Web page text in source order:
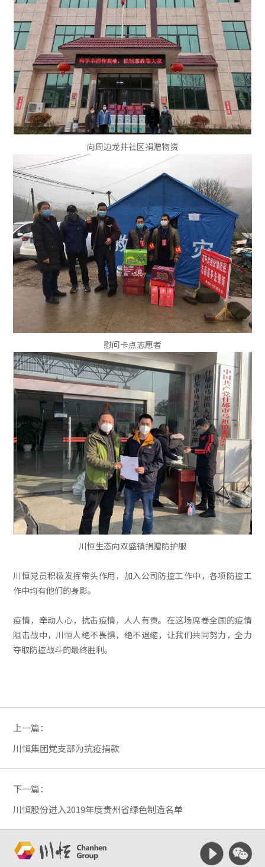
向周边龙井社区捐赠物资
慰问卡点志愿者
川恒生态向双盛镇捐赠防护服
川恒党员积极发挥带头作用，加入公司防控工作中，各项防控工
作中均有他们的身影。
疫情，牵动人心，抗击疫情，人人有责。在这场席卷全国的疫情
阻击战中，川恒人绝不畏惧，绝不退缩，让我们共同努力，全力
夺取防控战斗的最终胜利。
上一篇：
川恒集团党支部为抗疫捐款
下一篇：
川恒股份进入2019年度贵州省绿色制造名单